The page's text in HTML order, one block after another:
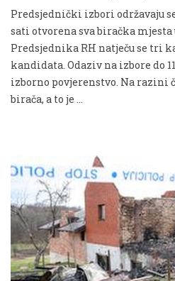
Predsjednički izbori održavaju
sati otvorena sva biračka mjesta
Predsjednika RH natječu se tri
kandidata. Odaziv na izbore do
izborno povjerenstvo. Na razini
birača, a to je …